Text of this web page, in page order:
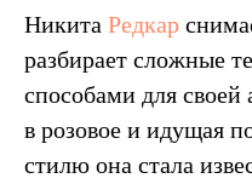
Никита Редкар
разбирает сложные
способами для своей
в розовое и идущая
стилю она стала